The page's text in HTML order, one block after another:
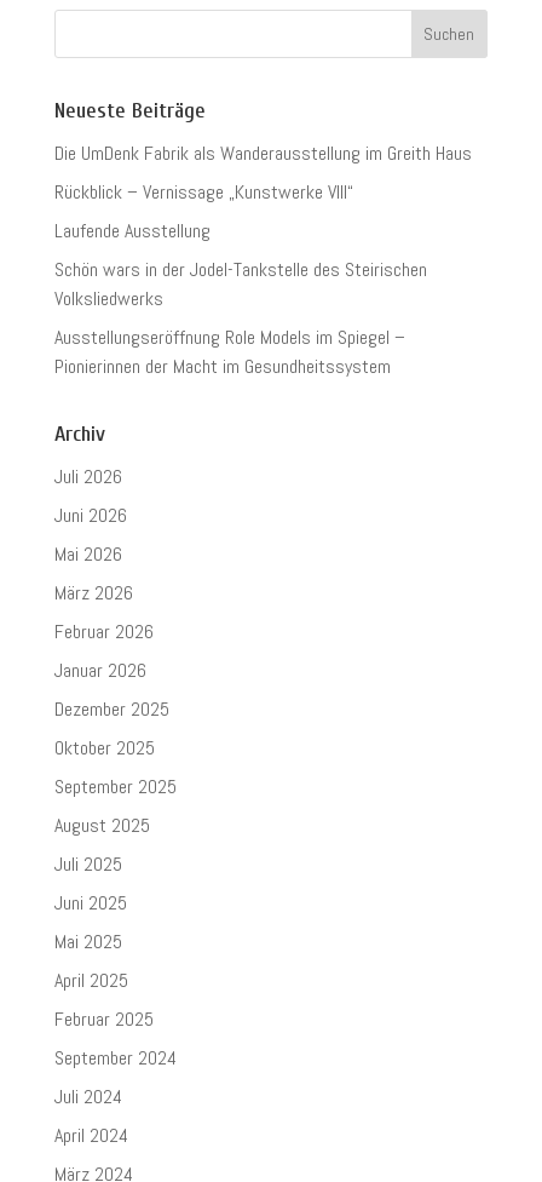
Neueste Beiträge
Die UmDenk Fabrik als Wanderausstellung im Greith Haus
Rückblick – Vernissage „Kunstwerke VIII“
Laufende Ausstellung
Schön wars in der Jodel-Tankstelle des Steirischen
Volksliedwerks
Ausstellungseröffnung Role Models im Spiegel –
Pionierinnen der Macht im Gesundheitssystem
Archiv
Juli 2026
Juni 2026
Mai 2026
März 2026
Februar 2026
Januar 2026
Dezember 2025
Oktober 2025
September 2025
August 2025
Juli 2025
Juni 2025
Mai 2025
April 2025
Februar 2025
September 2024
Juli 2024
April 2024
März 2024